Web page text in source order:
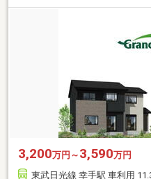
3,200万円～ 3,590万円
東武日光線 幸手駅 車利用